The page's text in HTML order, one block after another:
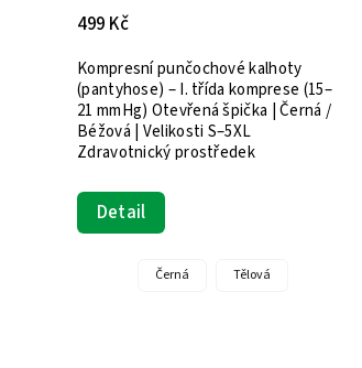
Podpůrné punčochové kalhoty
Avicenum 70 zlepšují krevní oběh,
jsou účinnou prevencí tvorby
křečových žil, zabraňují vzniku
občasných otoků a zmírňují pocity
bolesti a únavy...
Černá Sahara